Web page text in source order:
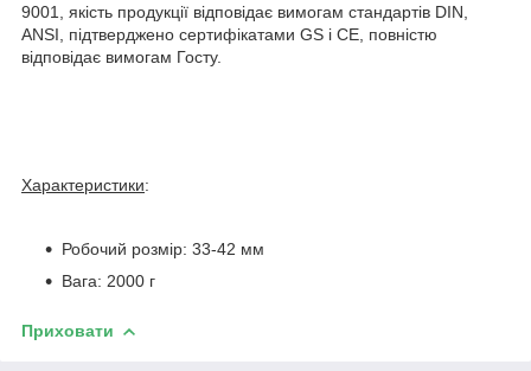
9001, якість продукції відповідає вимогам стандартів DIN,
ANSI, підтверджено сертифікатами GS і СЕ, повністю
відповідає вимогам Госту.
Характеристики:
Робочий розмір: 33-42 мм
Вага: 2000 г
Приховати